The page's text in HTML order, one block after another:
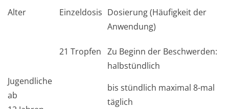
Alter Einzeldosis Dosierung (Häufigkeit der
Anwendung)
Jugendliche
ab
21 Tropfen Zu Beginn der Beschwerden:
halbstündlich
bis stündlich maximal 8-mal
täglich